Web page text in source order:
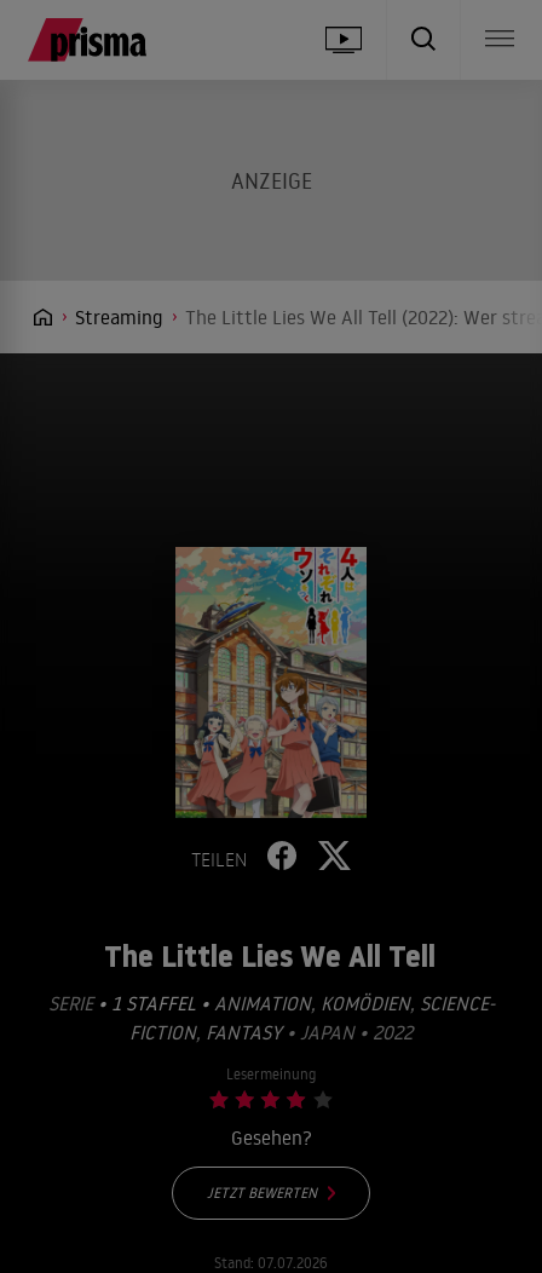
Streaming The Little Lies We All Tell (2022): Wer
TEILEN
The Little Lies We All Tell
SERIE • 1 STAFFEL • ANIMATION, KOMÖDIEN, SCIENCE-
FICTION, FANTASY• JAPAN • 2022
Lesermeinung
Gesehen?
JETZT BEWERTEN
Stand: 07.07.2026